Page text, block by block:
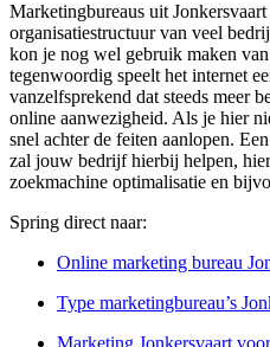
Marketingbureaus uit
organisatiestructuur van veel
kon je nog wel gebruik maken
tegenwoordig speelt het internet
vanzelfsprekend dat steeds meer
online aanwezigheid. Als je hier
snel achter de feiten aanlopen.
zal jouw bedrijf hierbij helpen,
zoekmachine optimalisatie en
Spring direct naar:
Online marketing bureau
Type marketingbureau’s